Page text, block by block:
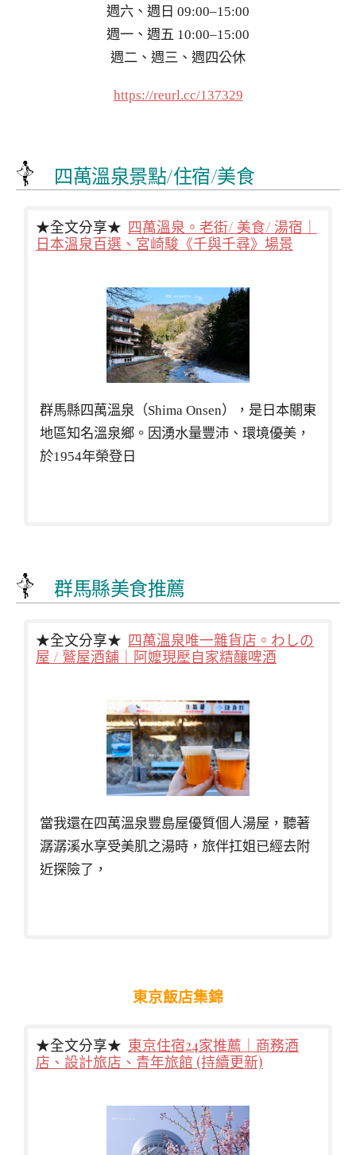
週六、週日 09:00–15:00
週一、週五 10:00–15:00
週二、週三、週四公休
https://reurl.cc/137329
四萬溫泉景點/住宿/美食
★全文分享★ 四萬溫泉。老街/ 美食/ 湯宿｜
日本溫泉百選、宮崎駿《千與千尋》場景
群馬縣四萬溫泉（Shima Onsen），是日本關東
地區知名溫泉鄉。因湧水量豐沛、環境優美，
於1954年榮登日
群馬縣美食推薦
★全文分享★ 四萬溫泉唯一雜貨店。わしの
屋 / 鷲屋酒舖｜阿嬤現壓自家精釀啤酒
當我還在四萬溫泉豐島屋優質個人湯屋，聽著
潺潺溪水享受美肌之湯時，旅伴扛姐已經去附
近探險了，
東京飯店集錦
★全文分享★ 東京住宿24家推薦｜商務酒
店、設計旅店、青年旅館 (持續更新)